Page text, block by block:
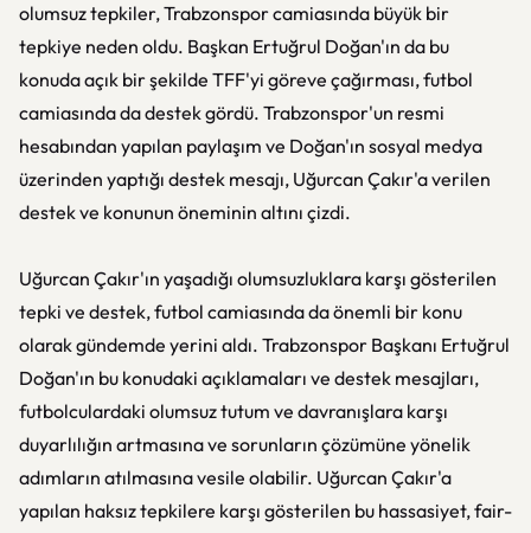
olumsuz tepkiler, Trabzonspor camiasında büyük bir
tepkiye neden oldu. Başkan Ertuğrul Doğan'ın da bu
konuda açık bir şekilde TFF'yi göreve çağırması, futbol
camiasında da destek gördü. Trabzonspor'un resmi
hesabından yapılan paylaşım ve Doğan'ın sosyal medya
üzerinden yaptığı destek mesajı, Uğurcan Çakır'a verilen
destek ve konunun öneminin altını çizdi.
Uğurcan Çakır'ın yaşadığı olumsuzluklara karşı gösterilen
tepki ve destek, futbol camiasında da önemli bir konu
olarak gündemde yerini aldı. Trabzonspor Başkanı Ertuğrul
Doğan'ın bu konudaki açıklamaları ve destek mesajları,
futbolculardaki olumsuz tutum ve davranışlara karşı
duyarlılığın artmasına ve sorunların çözümüne yönelik
adımların atılmasına vesile olabilir. Uğurcan Çakır'a
yapılan haksız tepkilere karşı gösterilen bu hassasiyet, fair-